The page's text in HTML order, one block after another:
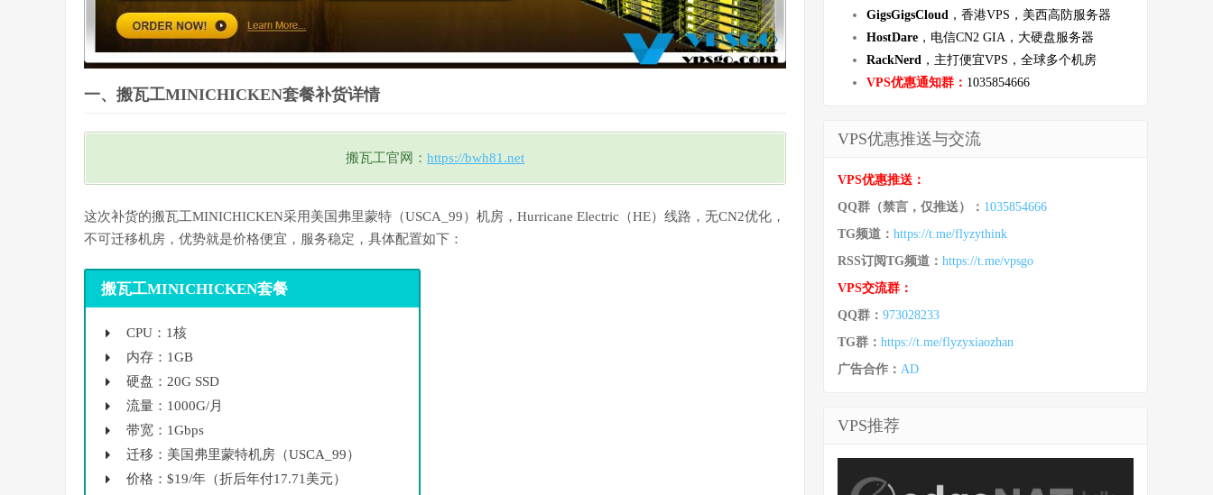
一、搬瓦工MINICHICKEN套餐补货详情
搬瓦工官网： https://bwh81.net
这次补货的搬瓦工MINICHICKEN采用美国弗里蒙特（USCA_99）机房，Hurricane Electric（HE）线路，无CN2优化，
不可迁移机房，优势就是价格便宜，服务稳定，具体配置如下：
搬瓦工MINICHICKEN套餐
CPU：1核
内存：1GB
硬盘：20G SSD
流量：1000G/月
带宽：1Gbps
迁移：美国弗里蒙特机房（USCA_99）
价格：$19/年（折后年付17.71美元）
GigsGigsCloud ，香港VPS，美西高防服务器
HostDare ，电信CN2 GIA，大硬盘服务器
RackNerd ，主打便宜VPS，全球多个机房
VPS优惠通知群： 1035854666
VPS优惠推送与交流
VPS优惠推送：
QQ群（禁言，仅推送）： 1035854666
TG频道： https://t.me/flyzythink
RSS订阅TG频道： https://t.me/vpsgo
VPS交流群：
QQ群： 973028233
TG群： https://t.me/flyzyxiaozhan
广告合作： AD
VPS推荐